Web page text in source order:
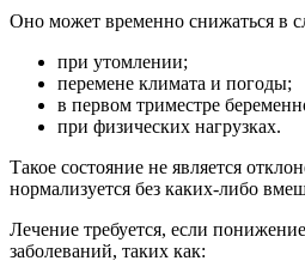
Оно может временно снижаться в
при утомлении;
перемене климата и погоды;
в первом триместре
при физических нагрузках.
Такое состояние не является
нормализуется без каких-либо
Лечение требуется, если
заболеваний, таких как: